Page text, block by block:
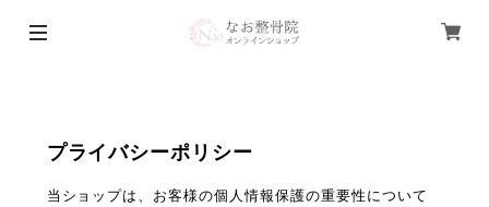
プライバシーポリシー
当ショップは、お客様の個人情報保護の重要性について